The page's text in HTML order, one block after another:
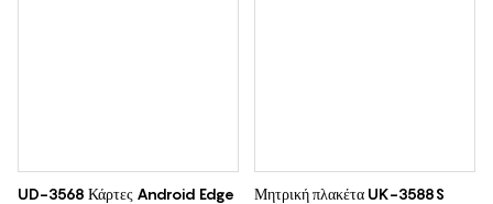
UD-3568 Κάρτες Android Edge
Μητρική πλακέτα UK-3588S